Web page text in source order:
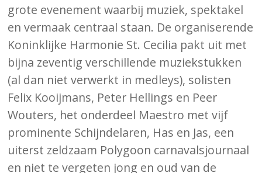
grote evenement waarbij muziek, spektakel
en vermaak centraal staan. De organiserende
Koninklijke Harmonie St. Cecilia pakt uit met
bijna zeventig verschillende muziekstukken
(al dan niet verwerkt in medleys), solisten
Felix Kooijmans, Peter Hellings en Peer
Wouters, het onderdeel Maestro met vijf
prominente Schijndelaren, Has en Jas, een
uiterst zeldzaam Polygoon carnavalsjournaal
en niet te vergeten jong en oud van de